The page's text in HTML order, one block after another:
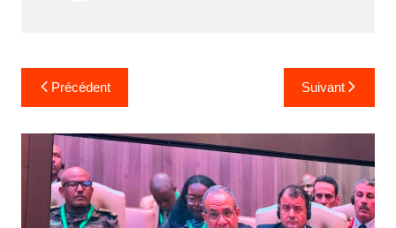
Navigation
de
l’article
Précédent Suivant